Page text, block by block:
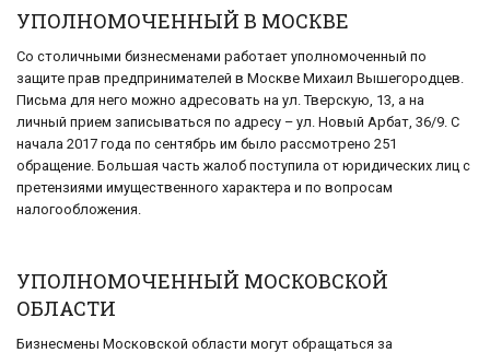
УПОЛНОМОЧЕННЫЙ В МОСКВЕ
Со столичными бизнесменами работает уполномоченный по
защите прав предпринимателей в Москве Михаил Вышегородцев.
Письма для него можно адресовать на ул. Тверскую, 13, а на
личный прием записываться по адресу – ул. Новый Арбат, 36/9. С
начала 2017 года по сентябрь им было рассмотрено 251
обращение. Большая часть жалоб поступила от юридических лиц с
претензиями имущественного характера и по вопросам
налогообложения.
УПОЛНОМОЧЕННЫЙ МОСКОВСКОЙ
ОБЛАСТИ
Бизнесмены Московской области могут обращаться за